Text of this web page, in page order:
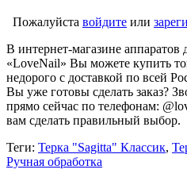
Пожалуйста войдите или
В интернет-магазине
«LoveNail» Вы можете купить
недорого с доставкой по всей
Вы уже готовы сделать заказ?
прямо сейчас по телефонам:
вам сделать правильный выбор.
Теги: Терка "Sagitta" Классик,
Ручная обработка